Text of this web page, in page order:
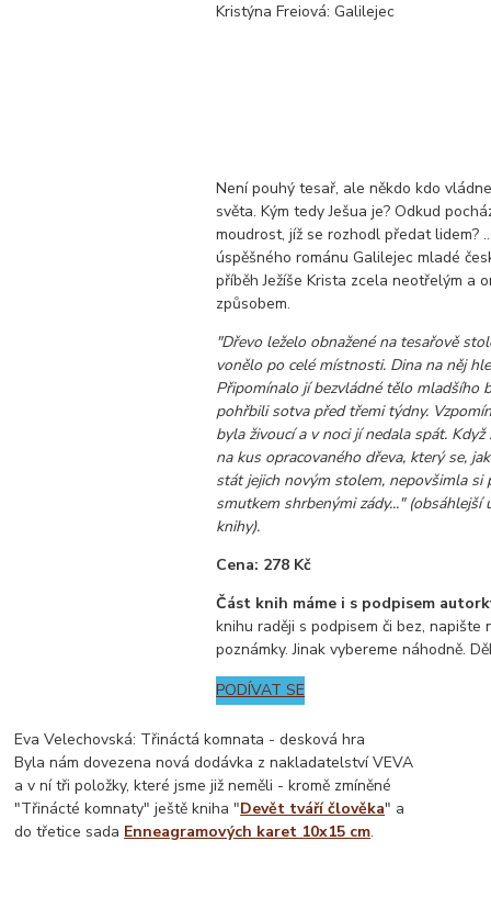
Kristýna Freiová: Galilejec
Není pouhý tesař, ale někdo kdo
světa. Kým tedy Ješua je? Odkud
moudrost, jíž se rozhodl předat lidem?
úspěšného románu Galilejec mladé
příběh Ježíše Krista zcela neotřelým a
způsobem.
"Dřevo leželo obnažené na tesařově
vonělo po celé místnosti. Dina na něj
Připomínalo jí bezvládné tělo mladšího
pohřbili sotva před třemi týdny.
byla živoucí a v noci jí nedala spát.
na kus opracovaného dřeva, který se,
stát jejich novým stolem, nepovšimla si
smutkem shrbenými zády..." (obsáhlejší
knihy).
Cena: 278 Kč
Část knih máme i s podpisem
knihu raději s podpisem či bez, napište
poznámky. Jinak vybereme náhodně.
PODÍVAT SE
Eva Velechovská: Třináctá komnata - desková hra
Byla nám dovezena nová dodávka z nakladatelství VEVA
a v ní tři položky, které jsme již neměli - kromě zmíněné
"Třinácté komnaty" ještě kniha "Devět tváří člověka" a
do třetice sada Enneagramových karet 10x15 cm.